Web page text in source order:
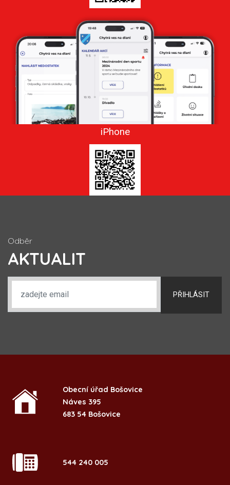
iPhone
Odběr
AKTUALIT
PŘIHLÁSIT
Obecní úřad Bošovice
Náves 395
683 54 Bošovice
544 240 005